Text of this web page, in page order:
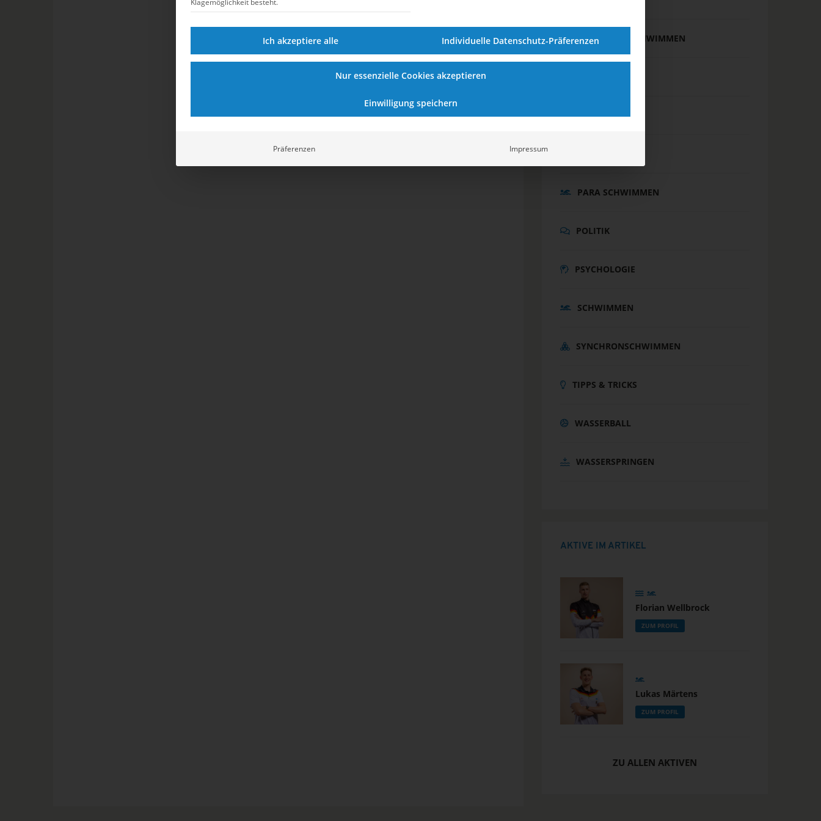
FREIWASSERSCHWIMMEN
JUGEND
PARA SCHWIMMEN
POLITIK
PSYCHOLOGIE
SCHWIMMEN
SYNCHRONSCHWIMMEN
TIPPS & TRICKS
WASSERBALL
WASSERSPRINGEN
AKTIVE IM ARTIKEL
Florian Wellbrock
ZUM PROFIL
Lukas Märtens
ZUM PROFIL
ZU ALLEN AKTIVEN
Ich akzeptiere alle Individuelle Datenschutz-Präferenzen
Nur essenzielle Cookies akzeptieren
Einwilligung speichern
Präferenzen Impressum